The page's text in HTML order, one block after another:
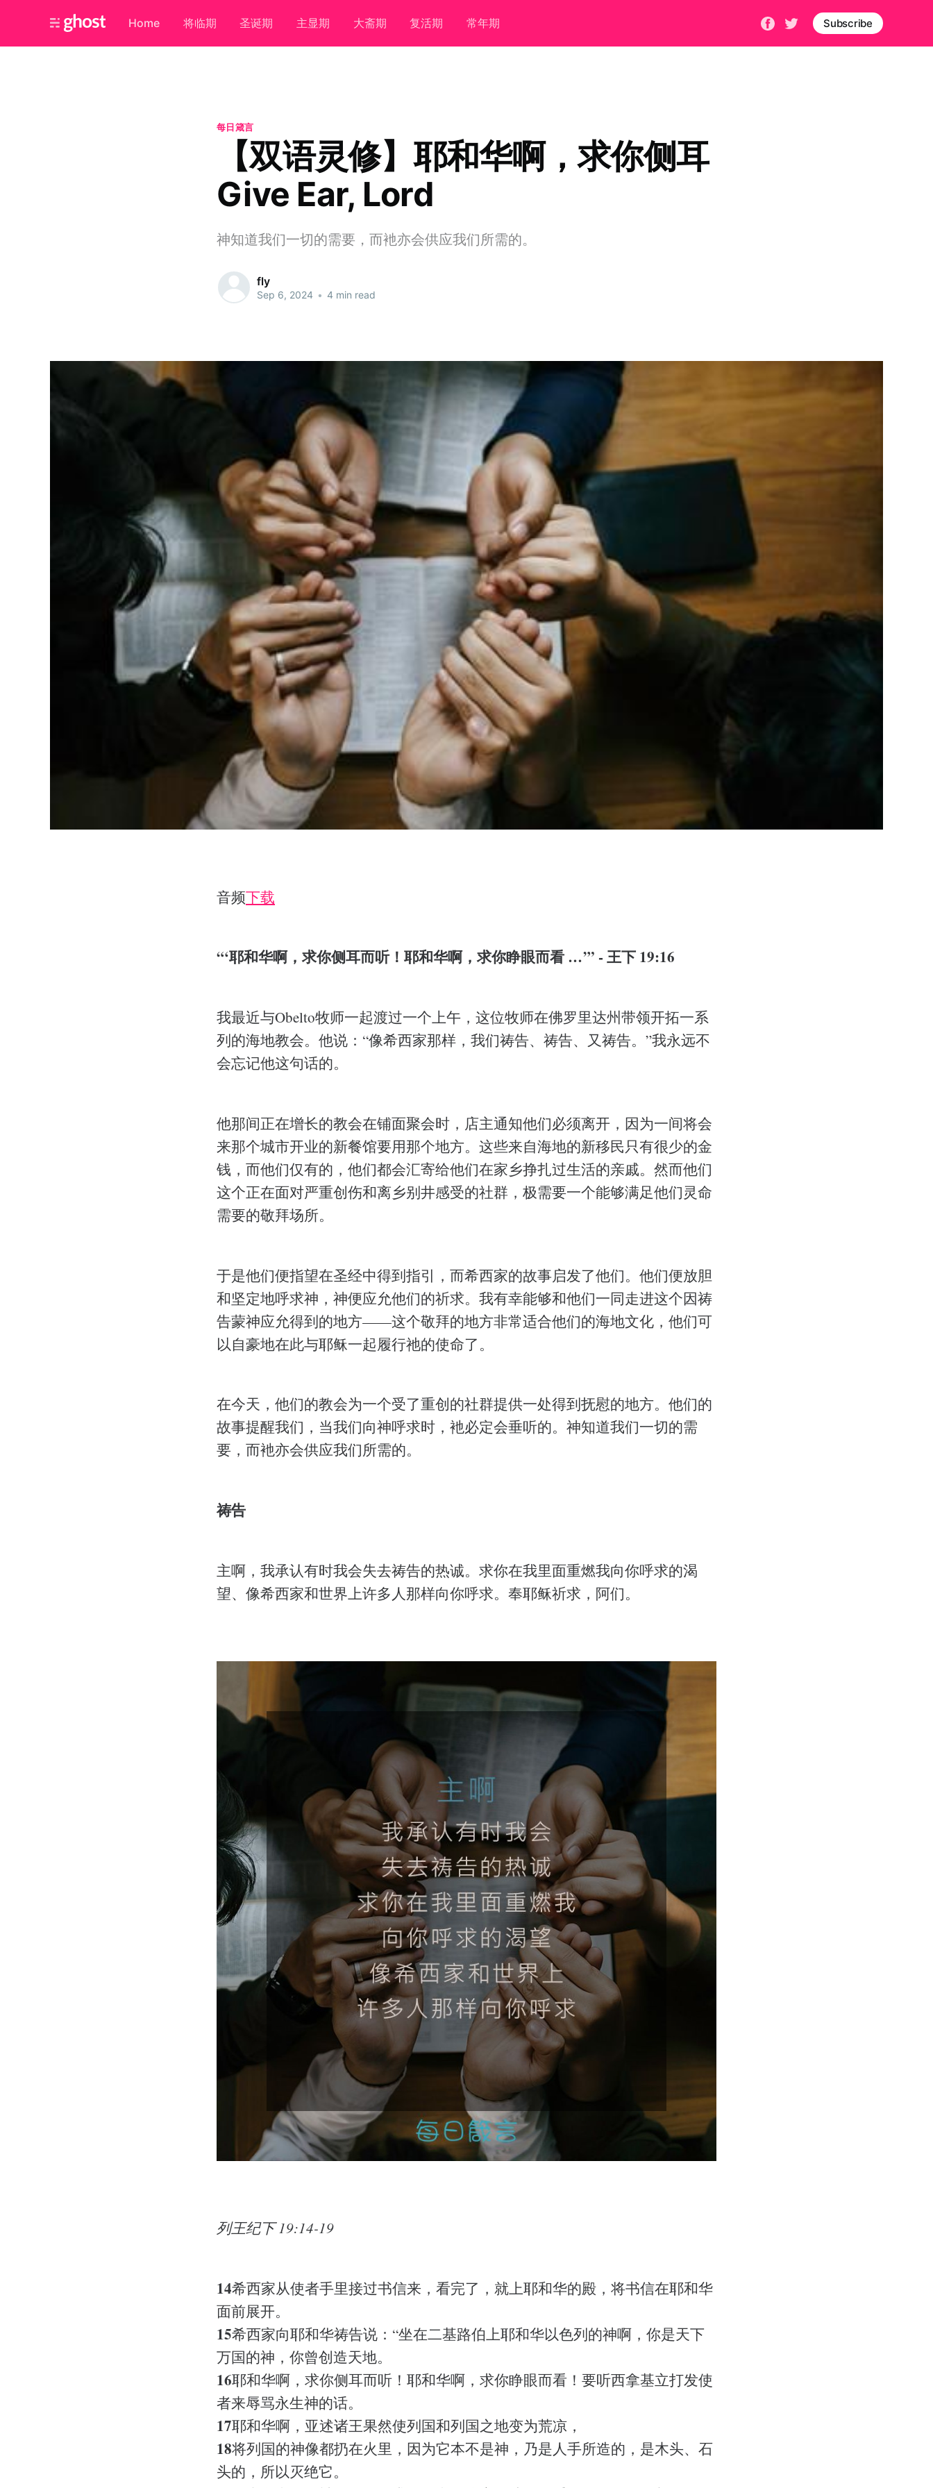
Home 将临期 圣诞期 主显期 大斋期 复活期 常年期 Subscribe
每日箴言
【双语灵修】耶和华啊，求你侧耳
Give Ear, Lord
神知道我们一切的需要，而衪亦会供应我们所需的。
fly
Sep 6, 2024 • 4 min read
音频下载
“‘耶和华啊，求你侧耳而听！耶和华啊，求你睁眼而看 …’” - 王下 19:16
我最近与Obelto牧师一起渡过一个上午，这位牧师在佛罗里达州带领开拓一系
列的海地教会。他说：“像希西家那样，我们祷告、祷告、又祷告。”我永远不
会忘记他这句话的。
他那间正在增长的教会在铺面聚会时，店主通知他们必须离开，因为一间将会
来那个城市开业的新餐馆要用那个地方。这些来自海地的新移民只有很少的金
钱，而他们仅有的，他们都会汇寄给他们在家乡挣扎过生活的亲戚。然而他们
这个正在面对严重创伤和离乡别井感受的社群，极需要一个能够满足他们灵命
需要的敬拜场所。
于是他们便指望在圣经中得到指引，而希西家的故事启发了他们。他们便放胆
和坚定地呼求神，神便应允他们的祈求。我有幸能够和他们一同走进这个因祷
告蒙神应允得到的地方——这个敬拜的地方非常适合他们的海地文化，他们可
以自豪地在此与耶稣一起履行祂的使命了。
在今天，他们的教会为一个受了重创的社群提供一处得到抚慰的地方。他们的
故事提醒我们，当我们向神呼求时，衪必定会垂听的。神知道我们一切的需
要，而衪亦会供应我们所需的。
祷告
主啊，我承认有时我会失去祷告的热诚。求你在我里面重燃我向你呼求的渴
望、像希西家和世界上许多人那样向你呼求。奉耶稣祈求，阿们。
列王纪下 19:14-19
14希西家从使者手里接过书信来，看完了，就上耶和华的殿，将书信在耶和华
面前展开。
15希西家向耶和华祷告说：“坐在二基路伯上耶和华以色列的神啊，你是天下
万国的神，你曾创造天地。
16耶和华啊，求你侧耳而听！耶和华啊，求你睁眼而看！要听西拿基立打发使
者来辱骂永生神的话。
17耶和华啊，亚述诸王果然使列国和列国之地变为荒凉，
18将列国的神像都扔在火里，因为它本不是神，乃是人手所造的，是木头、石
头的，所以灭绝它。